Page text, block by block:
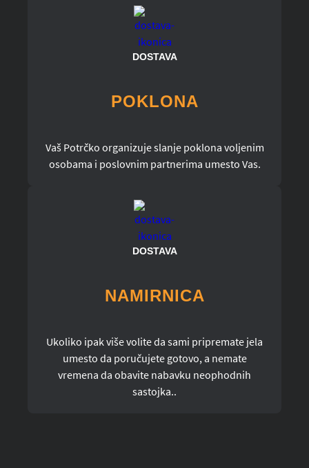
DOSTAVA
POKLONA
Vaš Potrčko organizuje slanje poklona voljenim
osobama i poslovnim partnerima umesto Vas.
DOSTAVA
NAMIRNICA
Ukoliko ipak više volite da sami pripremate jela
umesto da poručujete gotovo, a nemate
vremena da obavite nabavku neophodnih
sastojka..